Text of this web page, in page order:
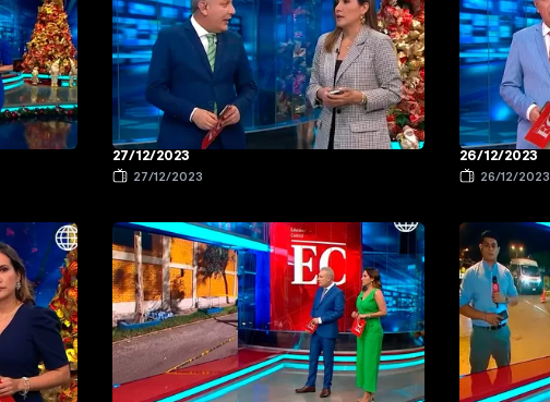
27/12/2023
27/12/2023
26/12/2023
26/12/2023